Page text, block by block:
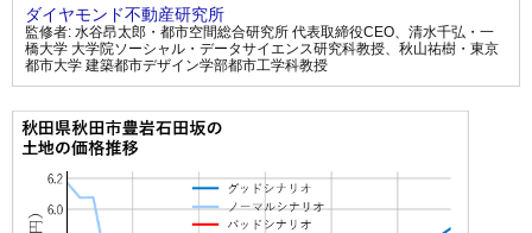
ダイヤモンド不動産研究所
監修者: 水谷昂太郎・都市空間総合研究所 代表取締役CEO、 清水千弘・一
橋大学 大学院ソーシャル・データサイエンス研究科教授、 秋山祐樹・東京
都市大学 建築都市デザイン学部都市工学科教授